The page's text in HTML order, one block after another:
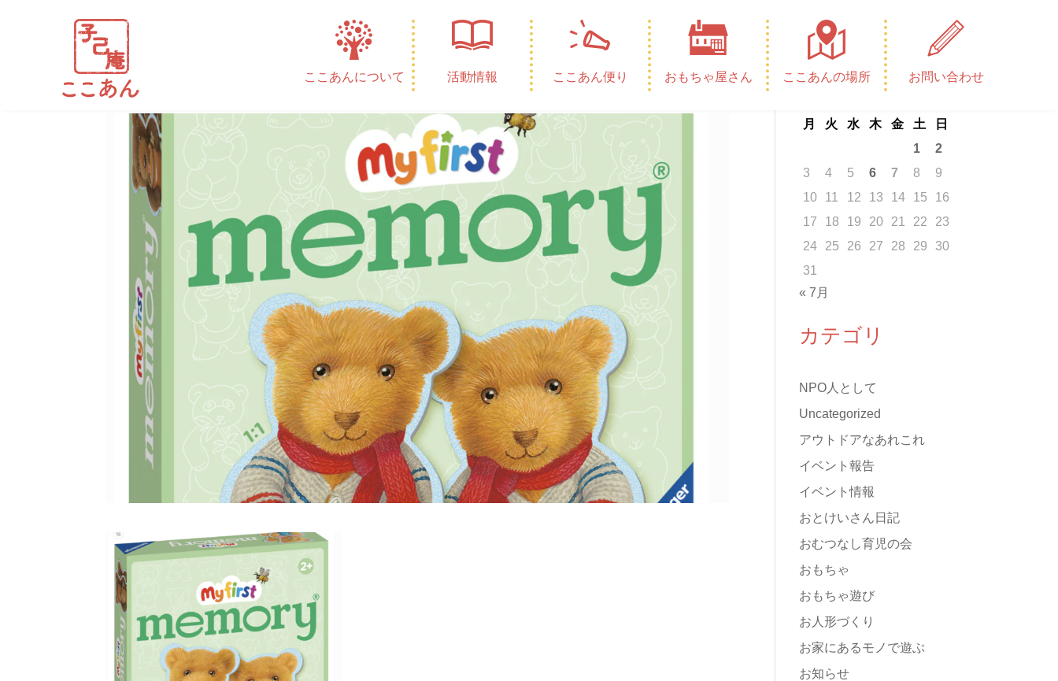
ここあんについて 活動情報 ここあん便り おもちゃ屋さん ここあんの場所 お問い合わせ
スクリーンショット 2024-12-11 9.39.28
執筆者 コメント0件
カレンダー
月 火 水 木 金 土
日
1
2
3
4 5 6 7 8
9
10
11 12 13 14 15
16
17
18 19 20 21 22
23
24
25 26 27 28 29
30
31
« 7月
カテゴリ
NPO人として
Uncategorized
アウトドアなあれこれ
イベント報告
イベント情報
おとけいさん日記
おむつなし育児の会
おもちゃ
おもちゃ遊び
お人形づくり
お家にあるモノで遊ぶ
お知らせ